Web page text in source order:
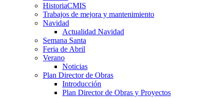
HistoriaCMIS
Trabajos de mejora y mantenimiento
Navidad
Actualidad Navidad
Semana Santa
Feria de Abril
Verano
Noticias
Plan Director de Obras
Introducción
Plan Director de Obras y Proyectos